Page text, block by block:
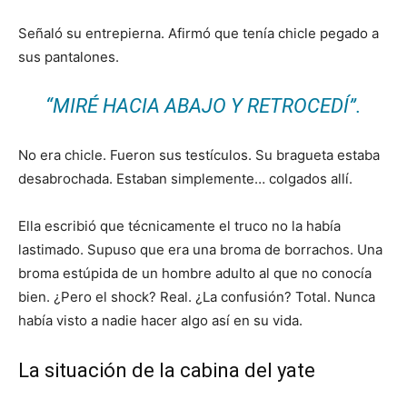
Señaló su entrepierna. Afirmó que tenía chicle pegado a
sus pantalones.
“MIRÉ HACIA ABAJO Y RETROCEDÍ”.
No era chicle. Fueron sus testículos. Su bragueta estaba
desabrochada. Estaban simplemente… colgados allí.
Ella escribió que técnicamente el truco no la había
lastimado. Supuso que era una broma de borrachos. Una
broma estúpida de un hombre adulto al que no conocía
bien. ¿Pero el shock? Real. ¿La confusión? Total. Nunca
había visto a nadie hacer algo así en su vida.
La situación de la cabina del yate